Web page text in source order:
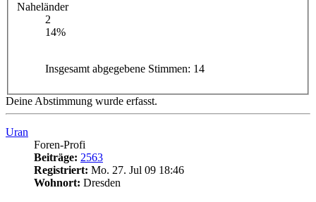
Naheländer
2
14%
Insgesamt abgegebene Stimmen: 14
Deine Abstimmung wurde erfasst.
Uran
Foren-Profi
Beiträge: 2563
Registriert: Mo. 27. Jul 09 18:46
Wohnort: Dresden